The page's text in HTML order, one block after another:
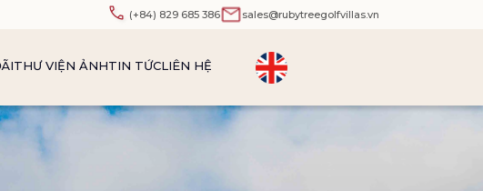
(+84) 829 685 386 sales@rubytreegolfvillas.vn
THƯ VIỆN ẢNHTIN TỨCLIÊN HỆ